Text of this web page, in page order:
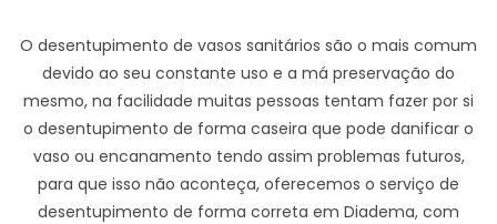
O desentupimento de vasos sanitários são o mais comum
devido ao seu constante uso e a má preservação do
mesmo, na facilidade muitas pessoas tentam fazer por si
o desentupimento de forma caseira que pode danificar o
vaso ou encanamento tendo assim problemas futuros,
para que isso não aconteça, oferecemos o serviço de
desentupimento de forma correta em Diadema, com